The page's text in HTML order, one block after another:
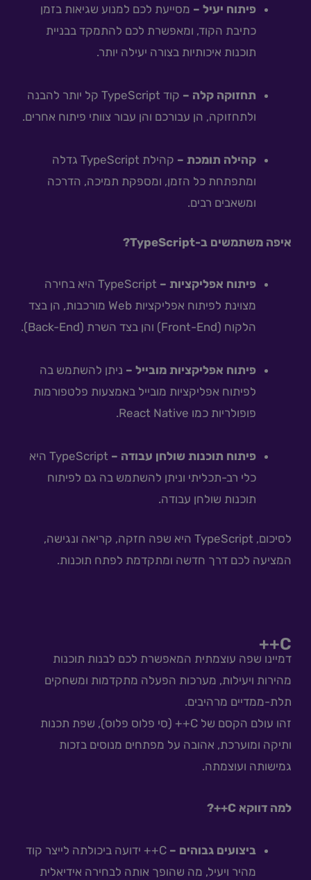
פיתוח יעיל – מסייעת לכם למנוע שגיאות בזמן
כתיבת הקוד, ומאפשרת לכם להתמקד בבניית
תוכנות איכותיות בצורה יעילה יותר.
תחזוקה קלה –
קוד TypeScript קל יותר להבנה
ולתחזוקה, הן עבורכם והן עבור צוותי פיתוח אחרים.
קהילה תומכת –
קהילת TypeScript גדלה
ומתפתחת כל הזמן, ומספקת תמיכה, הדרכה
ומשאבים רבים.
איפה משתמשים ב-TypeScript?
פיתוח אפליקציות –
TypeScript היא בחירה
מצוינת לפיתוח אפליקציות Web מורכבות, הן בצד
הלקוח (Front-End) והן בצד השרת (Back-End).
פיתוח אפליקציות מובייל – ניתן להשתמש בה
לפיתוח אפליקציות מובייל באמצעות פלטפורמות
פופולריות כמו React Native.
פיתוח תוכנות שולחן עבודה –
TypeScript היא
כלי רב-תכליתי וניתן להשתמש בה גם לפיתוח
תוכנות שולחן עבודה.
לסיכום, TypeScript היא שפה חזקה, קריאה ונגישה,
המציעה לכם דרך חדשה ומתקדמת לפתח תוכנות.
C++
דמיינו שפה עוצמתית המאפשרת לכם לבנות תוכנות
מהירות ויעילות, מערכות הפעלה מתקדמות ומשחקים
תלת-ממדיים מרהיבים.
זהו עולם הקסם של C++ (סי פלוס פלוס), שפת תכנות
ותיקה ומוערכת, אהובה על מפתחים מנוסים בזכות
גמישותה ועוצמתה.
למה דווקא C++?
ביצועים גבוהים –
C++ ידועה ביכולתה לייצר קוד
מהיר ויעיל, מה שהופך אותה לבחירה אידיאלית